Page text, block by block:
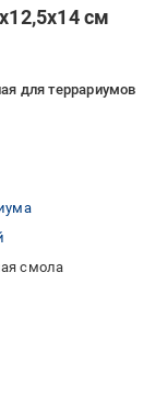
см
для террариумов
смола